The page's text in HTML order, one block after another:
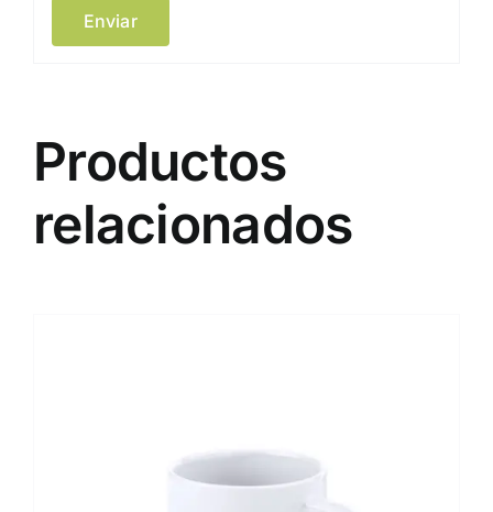
Productos
relacionados